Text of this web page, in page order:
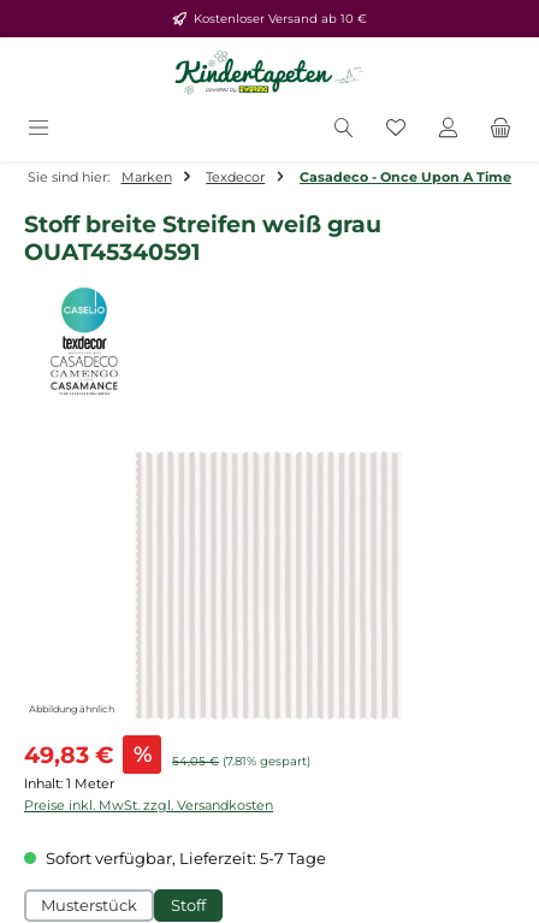
Zum Hauptinhalt springenKostenloser Versand ab 10 €
Du hast 0
Sie sind hier: Marken Texdecor Casadeco - Once Upon A Time
Stoff breite Streifen weiß grau
OUAT45340591
Bildergalerie überspringen
Abbildung ähnlich
Verkaufspreis:
49,83 € % Regulärer Preis:
54,05 € (7.81% gespart)
Inhalt: 1 Meter
Preise inkl. MwSt. zzgl. Versandkosten
Sofort verfügbar, Lieferzeit: 5-7 Tage
Musterstück Stoff